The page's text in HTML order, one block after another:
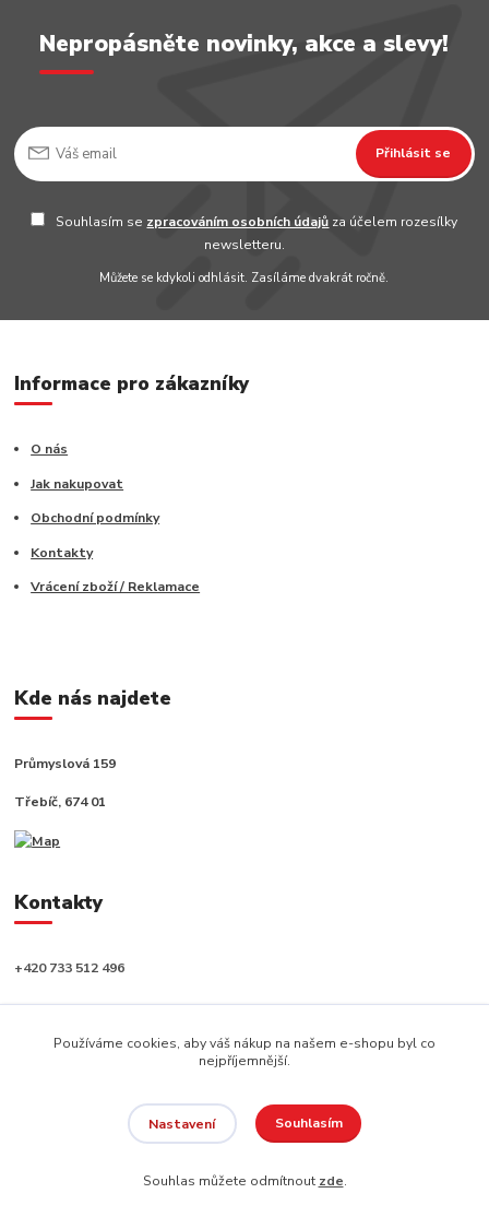
Nepropásněte novinky, akce a slevy!
Přihlásit se
Souhlasím se zpracováním osobních údajů za účelem rozesílky
newsletteru.
Můžete se kdykoli odhlásit. Zasíláme dvakrát ročně.
Informace pro zákazníky
O nás
Jak nakupovat
Obchodní podmínky
Kontakty
Vrácení zboží / Reklamace
Kde nás najdete
Průmyslová 159
Třebíč, 674 01
Kontakty
+420 733 512 496
info@capushop.cz
Vytvořeno na
Eshop-rychle.cz
Používáme cookies, aby váš nákup na našem e-shopu byl co
nejpříjemnější.
Nastavení Souhlasím
Souhlas můžete odmítnout zde.